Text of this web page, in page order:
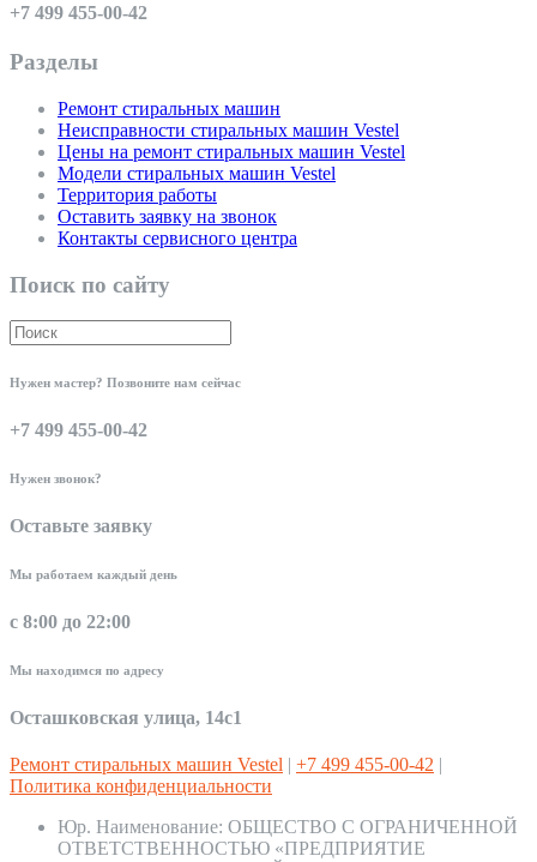
+7 499 455-00-42
Разделы
Ремонт стиральных машин
Неисправности стиральных машин Vestel
Цены на ремонт стиральных машин Vestel
Модели стиральных машин Vestel
Территория работы
Оставить заявку на звонок
Контакты сервисного центра
Поиск по сайту
Нужен мастер? Позвоните нам сейчас
+7 499 455-00-42
Нужен звонок?
Оставьте заявку
Мы работаем каждый день
с 8:00 до 22:00
Мы находимся по адресу
Осташковская улица, 14с1
Ремонт стиральных машин Vestel | +7 499 455-00-42 |
Политика конфиденциальности
Юр. Наименование: ОБЩЕСТВО С ОГРАНИЧЕННОЙ
ОТВЕТСТВЕННОСТЬЮ «ПРЕДПРИЯТИЕ